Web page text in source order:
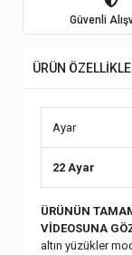
Güvenli
ÜRÜN
Ayar
22 Ayar
ÜRÜNÜN
VİDEOSUNA
altın yüzükler